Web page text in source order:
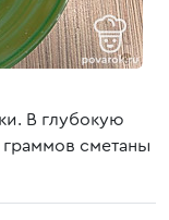
В глубокую
граммов сметаны